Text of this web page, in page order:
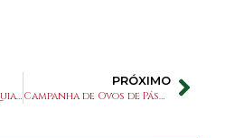
Comunidades da Paróquia e Santuário São Judas Tadeu recebem medalhão do Jubileu
PRÓXIMO
Campanha de Ovos de Páscoa para as crianças da CEI São Judas Tadeu